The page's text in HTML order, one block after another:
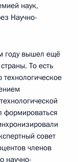
наук,
Научно-
году вышел ещё
То есть
технологическое
формироваться
совет
членов
научно-